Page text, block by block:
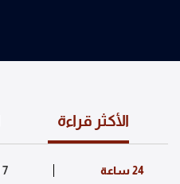
الأكثر قراءة